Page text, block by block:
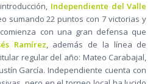
Independiente del Valle
sumando 22 puntos con 7 victorias y
con una gran defensa que
Ramírez, además de la línea de
regular del año: Mateo Carabajal,
García. Independiente cuenta con